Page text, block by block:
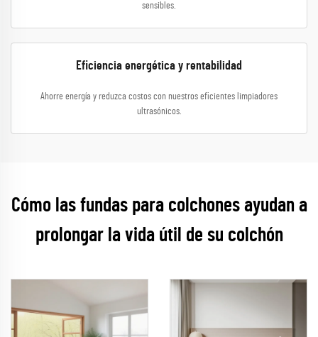
sensibles.
Eficiencia energética y rentabilidad
Ahorre energía y reduzca costos con nuestros eficientes limpiadores
ultrasónicos.
Cómo las fundas para colchones ayudan a
prolongar la vida útil de su colchón